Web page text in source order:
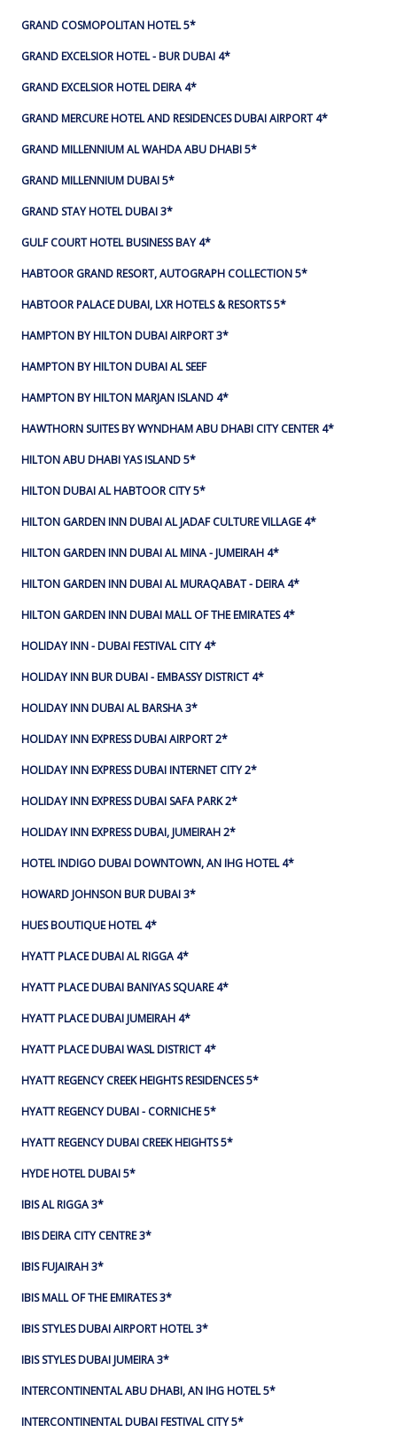
GRAND COSMOPOLITAN HOTEL 5*
GRAND EXCELSIOR HOTEL - BUR DUBAI 4*
GRAND EXCELSIOR HOTEL DEIRA 4*
GRAND MERCURE HOTEL AND RESIDENCES DUBAI AIRPORT 4*
GRAND MILLENNIUM AL WAHDA ABU DHABI 5*
GRAND MILLENNIUM DUBAI 5*
GRAND STAY HOTEL DUBAI 3*
GULF COURT HOTEL BUSINESS BAY 4*
HABTOOR GRAND RESORT, AUTOGRAPH COLLECTION 5*
HABTOOR PALACE DUBAI, LXR HOTELS & RESORTS 5*
HAMPTON BY HILTON DUBAI AIRPORT 3*
HAMPTON BY HILTON DUBAI AL SEEF
HAMPTON BY HILTON MARJAN ISLAND 4*
HAWTHORN SUITES BY WYNDHAM ABU DHABI CITY CENTER 4*
HILTON ABU DHABI YAS ISLAND 5*
HILTON DUBAI AL HABTOOR CITY 5*
HILTON GARDEN INN DUBAI AL JADAF CULTURE VILLAGE 4*
HILTON GARDEN INN DUBAI AL MINA - JUMEIRAH 4*
HILTON GARDEN INN DUBAI AL MURAQABAT - DEIRA 4*
HILTON GARDEN INN DUBAI MALL OF THE EMIRATES 4*
HOLIDAY INN - DUBAI FESTIVAL CITY 4*
HOLIDAY INN BUR DUBAI - EMBASSY DISTRICT 4*
HOLIDAY INN DUBAI AL BARSHA 3*
HOLIDAY INN EXPRESS DUBAI AIRPORT 2*
HOLIDAY INN EXPRESS DUBAI INTERNET CITY 2*
HOLIDAY INN EXPRESS DUBAI SAFA PARK 2*
HOLIDAY INN EXPRESS DUBAI, JUMEIRAH 2*
HOTEL INDIGO DUBAI DOWNTOWN, AN IHG HOTEL 4*
HOWARD JOHNSON BUR DUBAI 3*
HUES BOUTIQUE HOTEL 4*
HYATT PLACE DUBAI AL RIGGA 4*
HYATT PLACE DUBAI BANIYAS SQUARE 4*
HYATT PLACE DUBAI JUMEIRAH 4*
HYATT PLACE DUBAI WASL DISTRICT 4*
HYATT REGENCY CREEK HEIGHTS RESIDENCES 5*
HYATT REGENCY DUBAI - CORNICHE 5*
HYATT REGENCY DUBAI CREEK HEIGHTS 5*
HYDE HOTEL DUBAI 5*
IBIS AL RIGGA 3*
IBIS DEIRA CITY CENTRE 3*
IBIS FUJAIRAH 3*
IBIS MALL OF THE EMIRATES 3*
IBIS STYLES DUBAI AIRPORT HOTEL 3*
IBIS STYLES DUBAI JUMEIRA 3*
INTERCONTINENTAL ABU DHABI, AN IHG HOTEL 5*
INTERCONTINENTAL DUBAI FESTIVAL CITY 5*